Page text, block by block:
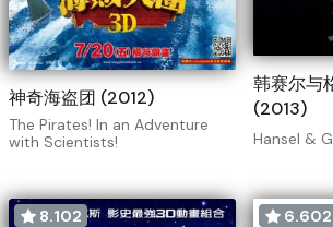
神奇海盗团 (2012)
The Pirates! In an Adventure
with Scientists!
韩赛尔与
(2013)
Hansel &
8.102
6.602